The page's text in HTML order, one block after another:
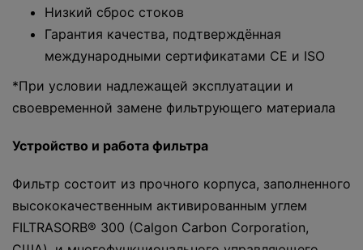
Низкий сброс стоков
Гарантия качества, подтверждённая
международными сертификатами СЕ и ISO
*При условии надлежащей эксплуатации и
своевременной замене фильтрующего материала
Устройство и работа фильтра
Фильтр состоит из прочного корпуса, заполненного
высококачественным активированным углем
FILTRASORB® 300 (Calgon Carbon Corporation,